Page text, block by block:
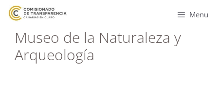
Menu
Museo de la Naturaleza y
Arqueología